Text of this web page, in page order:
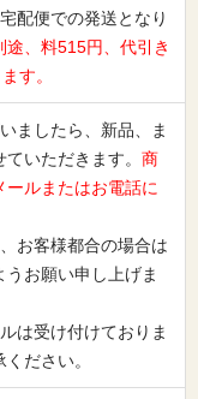
配便での発送となり
途、料515円、代引き
す。
ましたら、新品、ま
いただきます。 商
ルまたはお電話に
お客様都合の場合は
うお願い申し上げま
は受け付けておりま
ださい。